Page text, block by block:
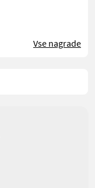
Vse nagrade